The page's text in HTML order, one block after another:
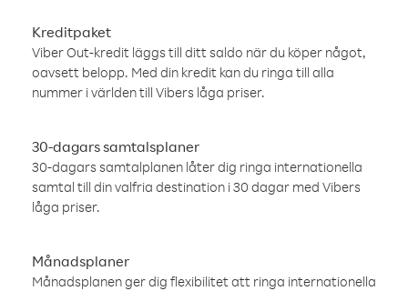
Kreditpaket
Viber Out-kredit läggs till ditt saldo när du köper något,
oavsett belopp. Med din kredit kan du ringa till alla
nummer i världen till Vibers låga priser.
30-dagars samtalsplaner
30-dagars samtalplanen låter dig ringa internationella
samtal till din valfria destination i 30 dagar med Vibers
låga priser.
Månadsplaner
Månadsplanen ger dig flexibilitet att ringa internationella